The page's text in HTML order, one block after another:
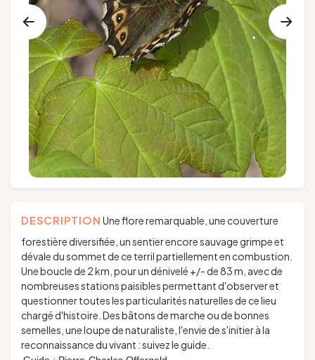
EN NL DE
DESCRIPTION Une flore remarquable, une couverture
forestière diversifiée, un sentier encore sauvage grimpe et
dévale du sommet de ce terril partiellement en combustion.
Une boucle de 2 km, pour un dénivelé +/- de 83 m, avec de
nombreuses stations paisibles permettant d'observer et
questionner toutes les particularités naturelles de ce lieu
chargé d'histoire. Des bâtons de marche ou de bonnes
semelles, une loupe de naturaliste, l'envie de s'initier à la
reconnaissance du vivant : suivez le guide.